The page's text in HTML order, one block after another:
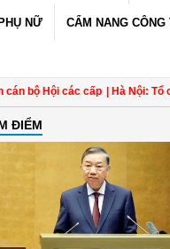
NỮ CẨM NANG CÔNG
các cấp | Hà Nội: Tổ chức
ĐIỂM